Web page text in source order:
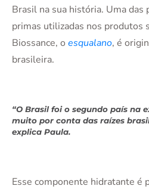
Brasil na sua história. Uma das
primas utilizadas nos produtos
Biossance, o esqualano, é
brasileira.
“O Brasil foi o segundo país na
muito por conta das raízes
explica Paula.
Esse componente hidratante é